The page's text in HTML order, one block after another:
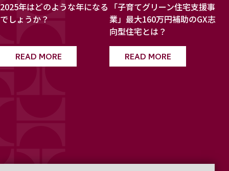
2025年はどのような年になる
でしょうか？
READ MORE
「子育てグリーン住宅支援事
業」最大160万円補助のGX志
向型住宅とは？
READ MORE